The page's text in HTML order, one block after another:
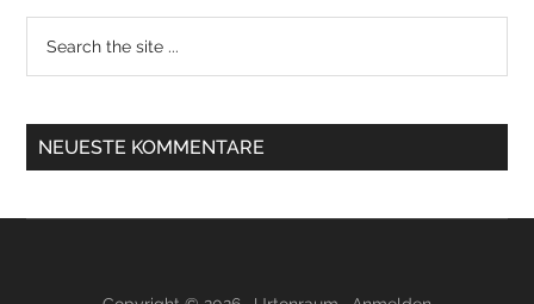
NEUESTE KOMMENTARE